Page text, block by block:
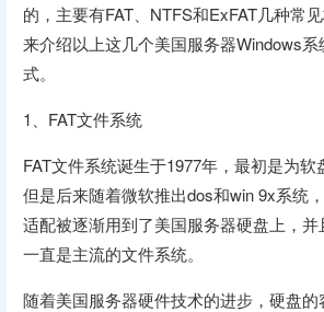
的，主要有FAT、NTFS和ExFAT几种常
来介绍以上这几个美国服务器Windows
式。
1、FAT文件系统
FAT文件系统诞生于1977年，最初是为软
但是后来随着微软推出dos和win 9x系统
适配被逐渐用到了美国服务器硬盘上，并
一直是主流的文件系统。
随着美国服务器硬件技术的进步，硬盘